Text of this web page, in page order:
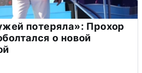
потеряла»: Прохор
о новой